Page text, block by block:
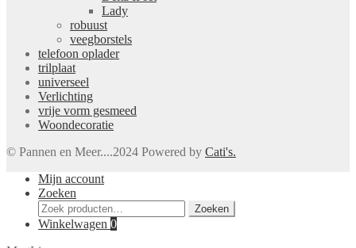
Lady
robuust
veegborstels
telefoon oplader
trilplaat
universeel
Verlichting
vrije vorm gesmeed
Woondecoratie
© Pannen en Meer....2024 Powered by Cati's.
Mijn account
Zoeken
Zoeken
naar:
Zoeken
Winkelwagen 0